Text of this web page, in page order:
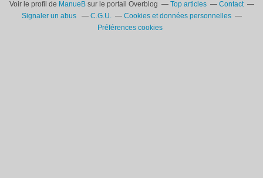
Voir le profil de ManueBsur le portail Overblog Top articles
Contact
Signaler un abus
C.G.U.
Cookies et données personnelles
Préférences cookies